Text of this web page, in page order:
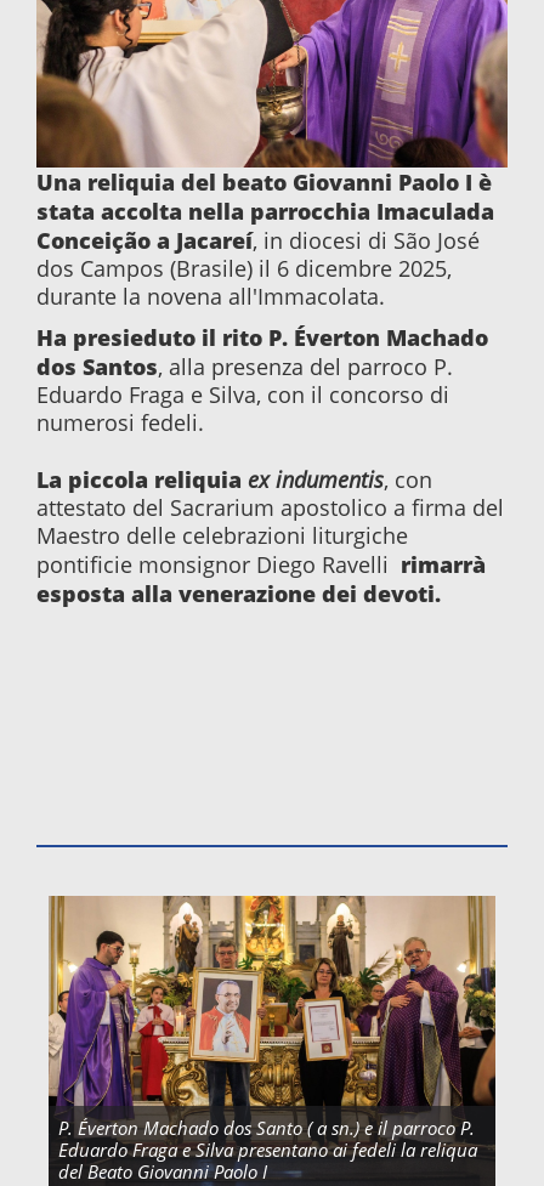
Una reliquia del beato Giovanni Paolo I è
stata accolta nella parrocchia Imaculada
Conceição a Jacareí, in diocesi di São José
dos Campos (Brasile) il 6 dicembre 2025,
durante la novena all'Immacolata.
Ha presieduto il rito P. Éverton Machado
dos Santos, alla presenza del parroco P.
Eduardo Fraga e Silva, con il concorso di
numerosi fedeli.
La piccola reliquia ex indumentis, con
attestato del Sacrarium apostolico a firma del
Maestro delle celebrazioni liturgiche
pontificie monsignor Diego Ravelli rimarrà
esposta alla venerazione dei devoti.
P. Éverton Machado dos Santo ( a sn.) e il parroco P.
Eduardo Fraga e Silva presentano ai fedeli la reliqua
del Beato Giovanni Paolo I